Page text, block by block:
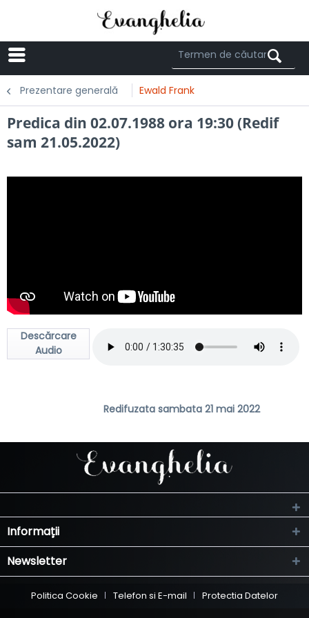
Prezentare generală Ewald Frank
Predica din 02.07.1988 ora 19:30 (Redif
sam 21.05.2022)
Descărcare
Audio
Redifuzata sambata 21 mai 2022
Informații
Newsletter
Politica Cookie Telefon si E-mail Protectia Datelor